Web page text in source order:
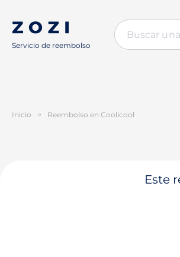
Servicio de reembolso
Inicio > Reembolso en Coolicool
Este